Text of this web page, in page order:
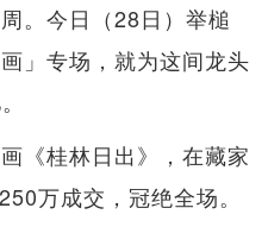
。今日（28日）举槌
」专场，就为这间龙头
《桂林日出》，在藏家
万成交，冠绝全场。